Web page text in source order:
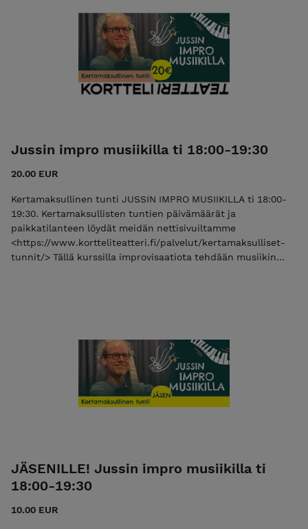
Jussin impro musiikilla ti 18:00-19:30
20.00 EUR
Kertamaksullinen tunti JUSSIN IMPRO MUSIIKILLA ti 18:00-
19:30. Kertamaksullisten tuntien päivämäärät ja
paikkatilanteen löydät meidän nettisivuiltamme
<https://www.kortteliteatteri.fi/palvelut/kertamaksulliset-
tunnit/> Tällä kurssilla improvisaatiota tehdään musiikin
improvisaation tekniikoita. Monipuolinen tunti, jonka ohjaa
Jussi Ollila. Saavuthan tunneille aina päihteettömänä ja
JÄSENILLE! Jussin impro musiikilla ti
18:00-19:30
10.00 EUR